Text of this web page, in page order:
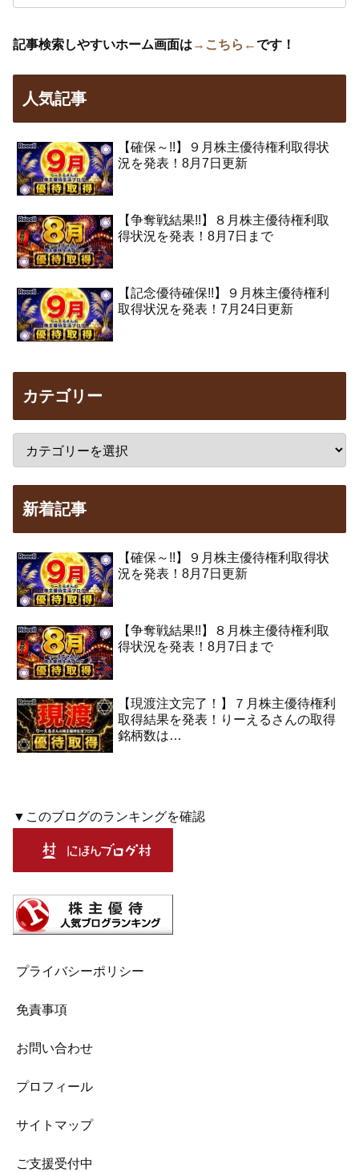
記事検索しやすいホーム画面は→こちら←です！
人気記事
【確保～!!】９月株主優待権利取得状
況を発表！8月7日更新
【争奪戦結果!!】８月株主優待権利取
得状況を発表！8月7日まで
【記念優待確保!!】９月株主優待権利
取得状況を発表！7月24日更新
カテゴリー
新着記事
【確保～!!】９月株主優待権利取得状
況を発表！8月7日更新
【争奪戦結果!!】８月株主優待権利取
得状況を発表！8月7日まで
【現渡注文完了！】７月株主優待権利
取得結果を発表！りーえるさんの取得
銘柄数は…
▼このブログのランキングを確認
プライバシーポリシー
免責事項
お問い合わせ
プロフィール
サイトマップ
ご支援受付中